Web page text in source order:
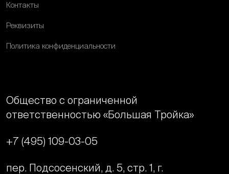
Контакты
Реквизиты
Политика конфиденциальности
Общество с ограниченной
ответственностью «Большая Тройка»
+7 (495) 109-03-05
пер. Подсосенский, д. 5, стр. 1, г.